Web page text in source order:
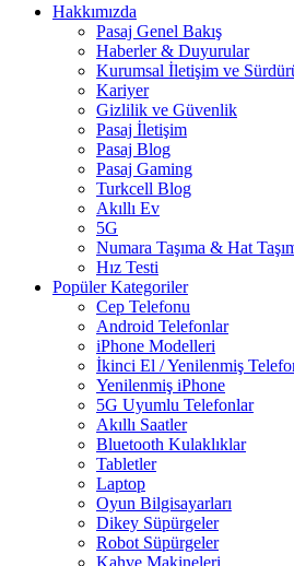
Hakkımızda
Pasaj Genel Bakış
Haberler & Duyurular
Kurumsal İletişim ve
Kariyer
Gizlilik ve Güvenlik
Pasaj İletişim
Pasaj Blog
Pasaj Gaming
Turkcell Blog
Akıllı Ev
5G
Numara Taşıma & Hat
Hız Testi
Popüler Kategoriler
Cep Telefonu
Android Telefonlar
iPhone Modelleri
İkinci El / Yenilenmiş
Yenilenmiş iPhone
5G Uyumlu Telefonlar
Akıllı Saatler
Bluetooth Kulaklıklar
Tabletler
Laptop
Oyun Bilgisayarları
Dikey Süpürgeler
Robot Süpürgeler
Kahve Makineleri